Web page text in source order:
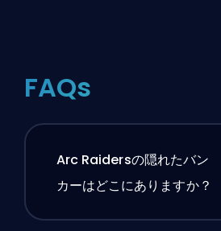
FAQs
Arc Raidersの隠れたバン
カーはどこにありますか？